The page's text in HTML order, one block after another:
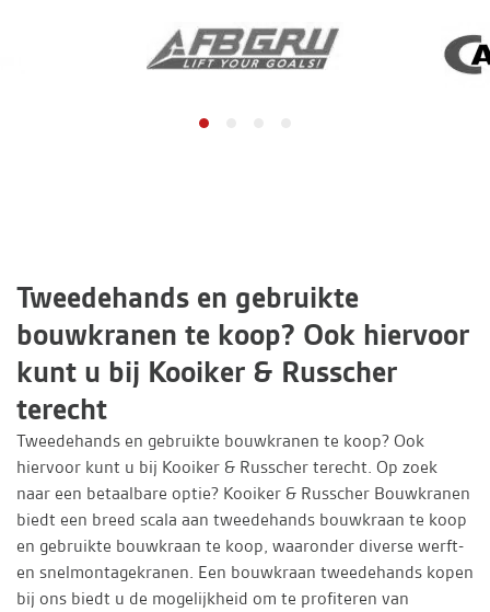
Tweedehands en gebruikte
bouwkranen te koop? Ook hiervoor
kunt u bij Kooiker & Russcher
terecht
Tweedehands en gebruikte bouwkranen te koop? Ook
hiervoor kunt u bij Kooiker & Russcher terecht. Op zoek
naar een betaalbare optie? Kooiker & Russcher Bouwkranen
biedt een breed scala aan tweedehands bouwkraan te koop
en gebruikte bouwkraan te koop, waaronder diverse werft-
en snelmontagekranen. Een bouwkraan tweedehands kopen
bij ons biedt u de mogelijkheid om te profiteren van